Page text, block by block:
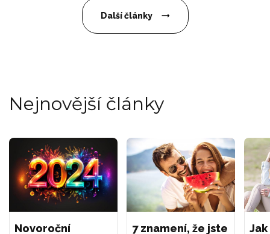
Další články
Nejnovější články
Novoroční
7 znamení, že jste